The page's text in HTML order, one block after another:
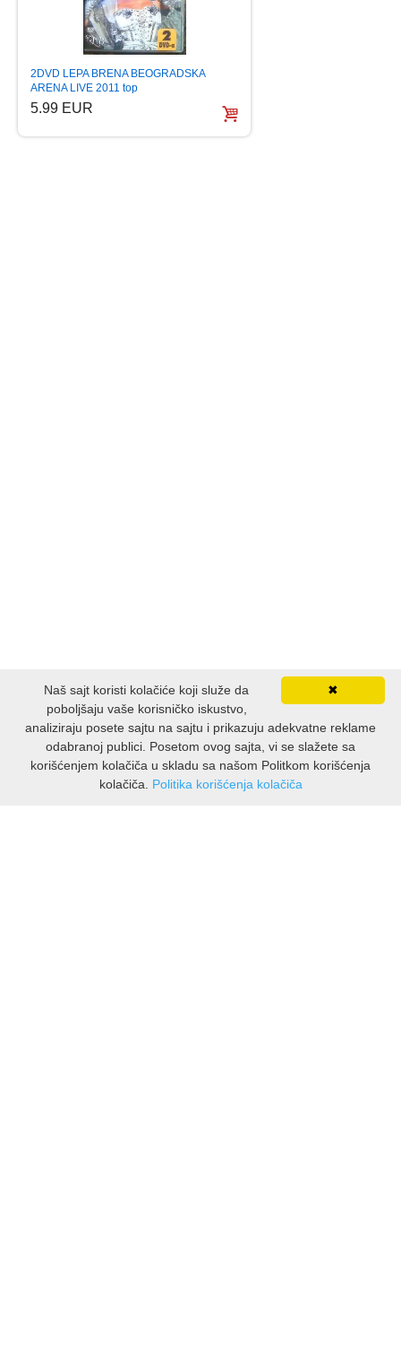
2DVD LEPA BRENA BEOGRADSKA
ARENA LIVE 2011 top
5.99 EUR
✖
Naš sajt koristi kolačiće koji služe da
poboljšaju vaše korisničko iskustvo,
analiziraju posete sajtu na sajtu i prikazuju adekvatne reklame
odabranoj publici. Posetom ovog sajta, vi se slažete sa
korišćenjem kolačiča u skladu sa našom Politkom korišćenja
kolačiča. Politika korišćenja kolačiča